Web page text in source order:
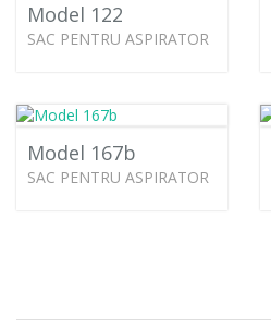
Model 122
SAC PENTRU ASPIRATOR
Model 167b
SAC PENTRU ASPIRATOR